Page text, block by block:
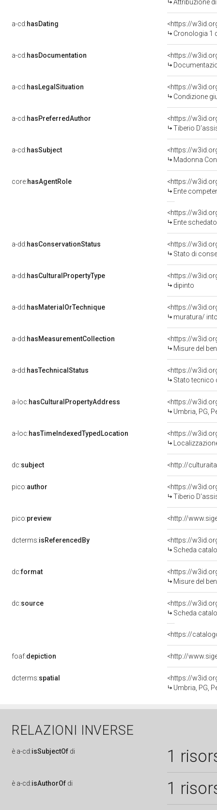
Attribuzione
a-cd:hasDating
<https://
Cronologia 1
a-cd:hasDocumentation
a-cd:hasLegalSituation
<https://
Condizione
a-cd:hasPreferredAuthor
<https://
Tiberio
a-cd:hasSubject
<https://
Madonna
core:hasAgentRole
<https://
Ente
<https://
Ente schedatore del
a-dd:hasConservationStatus
<https://
Stato di
a-dd:hasCulturalPropertyType
<https://
dipinto
a-dd:hasMaterialOrTechnique
<https://
muratura/
a-dd:hasMeasurementCollection
<https://
Misure del
a-dd:hasTechnicalStatus
<https://
Stato tecnico
a-loc:hasCulturalPropertyAddress
<https://
Umbria, PG,
a-loc:hasTimeIndexedTypedLocation
<https://
dc:subject <http://
pico:author
<https://
Tiberio
pico:preview
dcterms:isReferencedBy
<https://
Scheda
dc:format
<https://
Misure del
dc:source
<https://
Scheda
<https://
foaf:depiction
dcterms:spatial
<https://
Umbria, PG,
RELAZIONI INVERSE
è a-cd:isSubjectOf di 1
è a-cd:isAuthorOf di 1